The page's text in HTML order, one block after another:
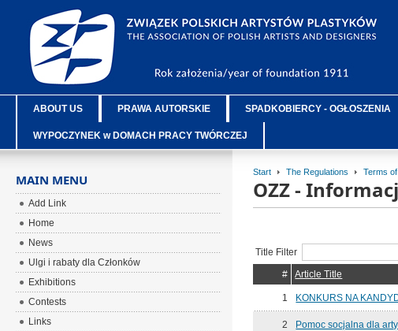
ABOUT US PRAWA AUTORSKIE SPADKOBIERCY - OGŁOSZENIA
WYPOCZYNEK w DOMACH PRACY TWÓRCZEJ
Start The Regulations Terms
OZZ -
Title Filter
#
Article Title
1 KONKURS NA
2 Pomoc socjalna dla
MAIN MENU
Add Link
Home
News
Ulgi i rabaty dla Członków
Exhibitions
Contests
Links